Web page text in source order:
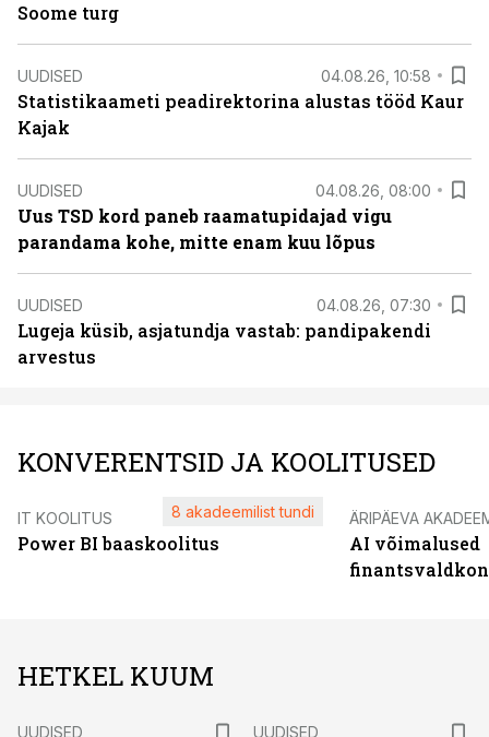
Soome turg
UUDISED 04.08.26, 10:58
Statistikaameti peadirektorina alustas tööd Kaur
Kajak
UUDISED 04.08.26, 08:00
Uus TSD kord paneb raamatupidajad vigu
parandama kohe, mitte enam kuu lõpus
UUDISED 04.08.26, 07:30
Lugeja küsib, asjatundja vastab: pandipakendi
arvestus
KONVERENTSID JA KOOLITUSED
IT KOOLITUS
Power BI baaskoolitus
8 akadeemilist tundi ÄRIPÄEVA
AI võimalused
HETKEL KUUM
UUDISED UUDISED